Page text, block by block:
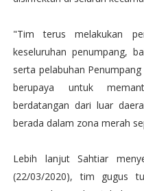
"Tim terus melakukan
keseluruhan penumpang,
serta pelabuhan
berupaya untuk
berdatangan dari luar
berada dalam zona merah
Lebih lanjut Sahtiar
(22/03/2020), tim gugus